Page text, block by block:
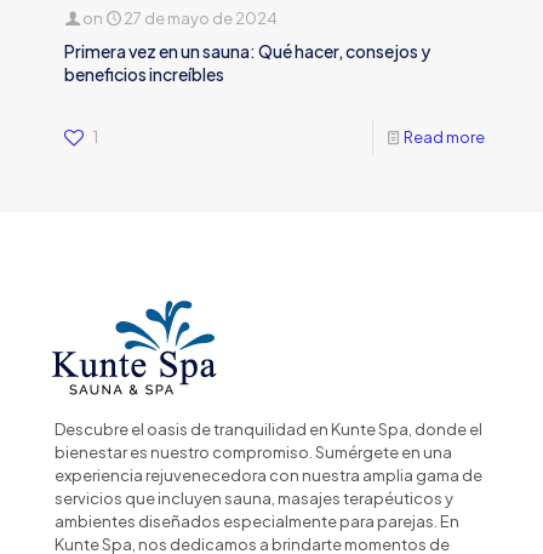
on 27 de mayo de 2024
Primera vez en un sauna: Qué hacer, consejos y
beneficios increíbles
1 Read more
Descubre el oasis de tranquilidad en Kunte Spa, donde el
bienestar es nuestro compromiso. Sumérgete en una
experiencia rejuvenecedora con nuestra amplia gama de
servicios que incluyen sauna, masajes terapéuticos y
ambientes diseñados especialmente para parejas. En
Kunte Spa, nos dedicamos a brindarte momentos de